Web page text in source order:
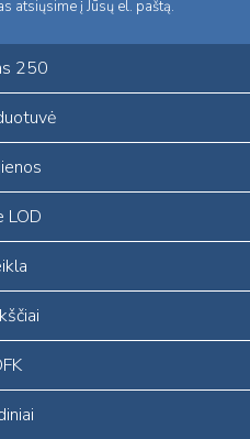
atsiųsime į Jūsų el. paštą.
250
LOD